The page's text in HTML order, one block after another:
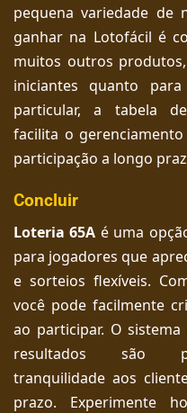
pequena variedade de
ganhar na Lotofácil é
muitos outros
iniciantes quanto
particular, a tabela
facilita o
participação a longo
Concluir
Loteria 65A é uma
para jogadores que
e sorteios flexíveis.
você pode facilmente
ao participar. O
resultados são
tranquilidade aos
prazo. Experimente